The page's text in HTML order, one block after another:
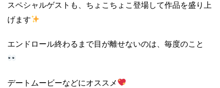
スペシャルゲストも、ちょこちょこ登場して作品を盛り上
げます
エンドロール終わるまで目が離せないのは、毎度のこと
デートムービーなどにオススメ